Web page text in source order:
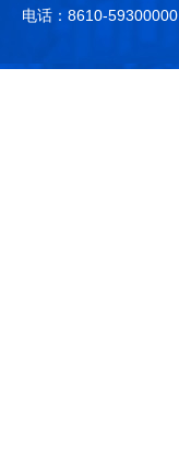
电话：8610-59300000